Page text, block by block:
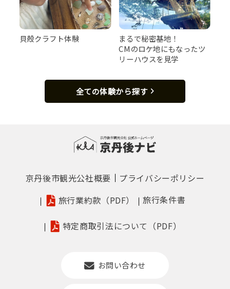
貝殻クラフト体験
まるで秘密基地！
CMのロケ地にもなったツ
リーハウスを見学
全ての体験から探す
京丹後市観光公社概要
プライバシーポリシー
旅行業約款（PDF）
旅行条件書
特定商取引法について（PDF）
お問い合わせ